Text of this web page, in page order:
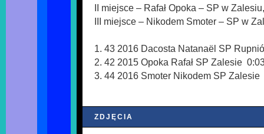
II miejsce – Rafał Opoka – SP w Zalesiu,
III miejsce – Nikodem Smoter – SP w
1. 43 2016 Dacosta Natanaël SP
2. 42 2015 Opoka Rafał SP Zalesie
3. 44 2016 Smoter Nikodem SP
ZDJĘCIA